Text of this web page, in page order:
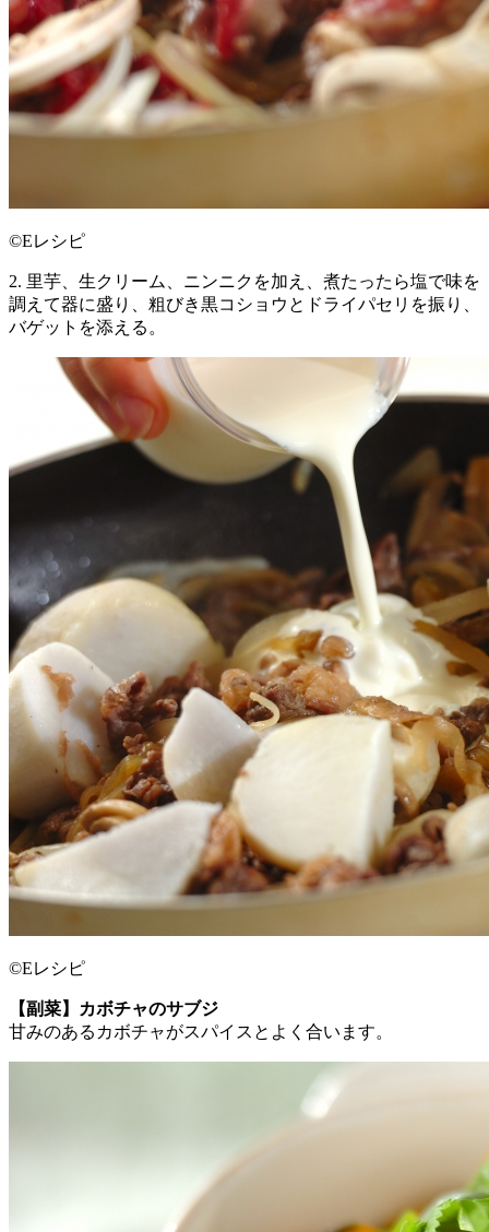
©Eレシピ
2. 里芋、生クリーム、ニンニクを加え、煮たったら塩で味を
調えて器に盛り、粗びき黒コショウとドライパセリを振り、
バゲットを添える。
©Eレシピ
【副菜】カボチャのサブジ
甘みのあるカボチャがスパイスとよく合います。